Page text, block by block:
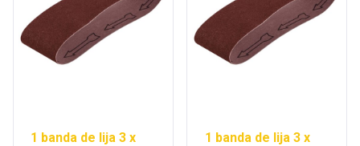
1 banda de lija 3 x
1 banda de lija 3 x